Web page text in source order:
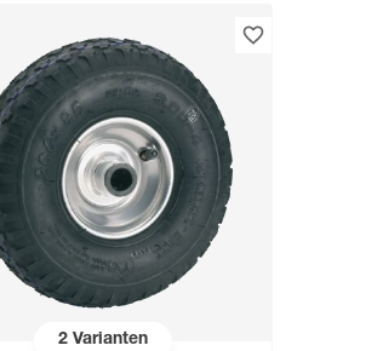
2 Varianten